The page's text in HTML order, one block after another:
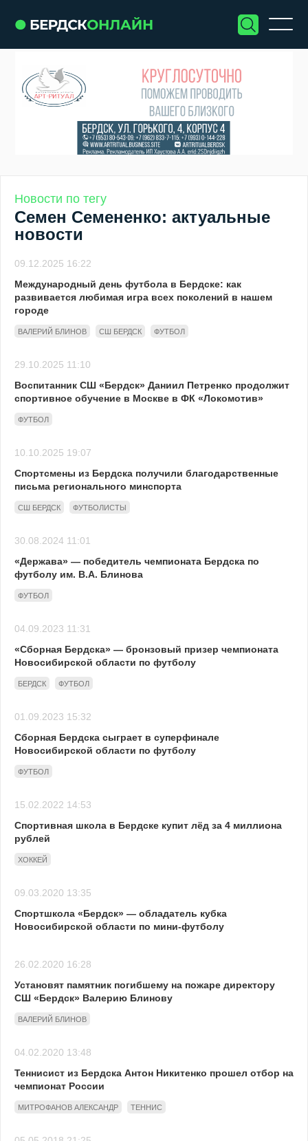
Новости по тегу
Семен Семененко: актуальные
новости
09.12.2025 16:22
Международный день футбола в Бердске: как
развивается любимая игра всех поколений в нашем
городе
ВАЛЕРИЙ БЛИНОВ СШ БЕРДСК ФУТБОЛ
29.10.2025 11:10
Воспитанник СШ «Бердск» Даниил Петренко продолжит
спортивное обучение в Москве в ФК «Локомотив»
ФУТБОЛ
10.10.2025 19:07
Спортсмены из Бердска получили благодарственные
письма регионального минспорта
СШ БЕРДСК ФУТБОЛИСТЫ
30.08.2024 11:01
«Держава» — победитель чемпионата Бердска по
футболу им. В.А. Блинова
ФУТБОЛ
04.09.2023 11:31
«Сборная Бердска» — бронзовый призер чемпионата
Новосибирской области по футболу
БЕРДСК ФУТБОЛ
01.09.2023 15:32
Сборная Бердска сыграет в суперфинале
Новосибирской области по футболу
ФУТБОЛ
15.02.2022 14:53
Спортивная школа в Бердске купит лёд за 4 миллиона
рублей
ХОККЕЙ
09.03.2020 13:35
Спортшкола «Бердск» — обладатель кубка
Новосибирской области по мини-футболу
26.02.2020 16:28
Установят памятник погибшему на пожаре директору
СШ «Бердск» Валерию Блинову
ВАЛЕРИЙ БЛИНОВ
04.02.2020 13:48
Теннисист из Бердска Антон Никитенко прошел отбор на
чемпионат России
МИТРОФАНОВ АЛЕКСАНДР ТЕННИС